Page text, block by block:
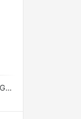
ΚΑΨΟΥΛΕΣ RISTRETTO SEGA 10τεμ χ 5.1g ΚΑΦΕΣ NESPR COMP ALUM